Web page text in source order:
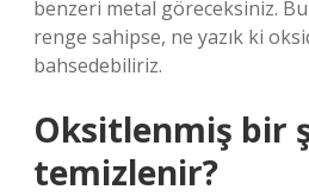
benzeri metal göreceksiniz.
renge sahipse, ne yazık ki
bahsedebiliriz.
Oksitlenmiş bir
temizlenir?